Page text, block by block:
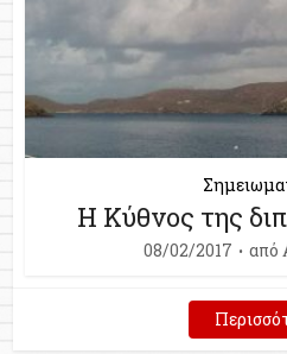
Η Κύθνος της
08/02/2017 από